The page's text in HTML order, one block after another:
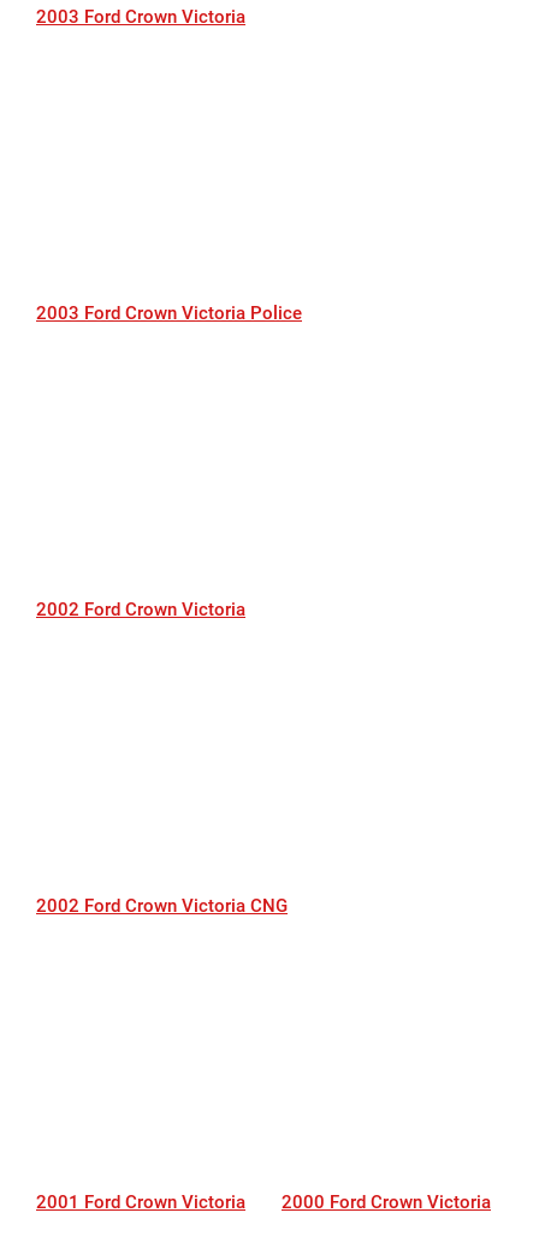
2003 Ford Crown Victoria
2003 Ford Crown Victoria Police
2002 Ford Crown Victoria
2002 Ford Crown Victoria CNG
2001 Ford Crown Victoria 2000 Ford Crown Victoria